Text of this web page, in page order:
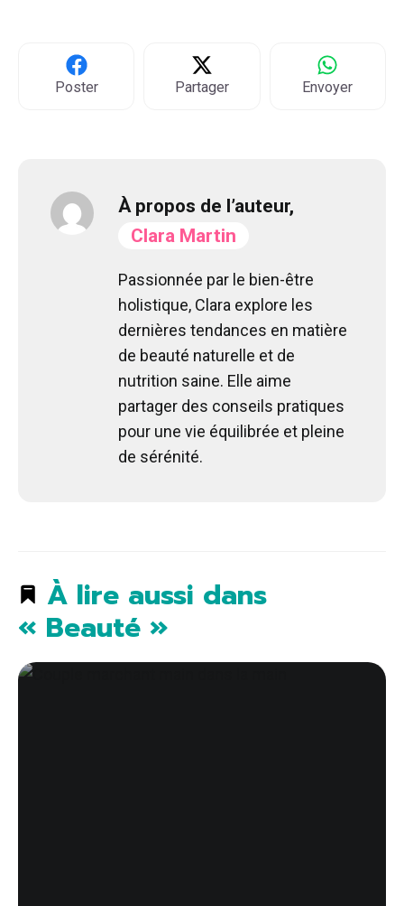
Poster Partager Envoyer
À propos de l’auteur,
Clara Martin
Passionnée par le bien-être
holistique, Clara explore les
dernières tendances en matière
de beauté naturelle et de
nutrition saine. Elle aime
partager des conseils pratiques
pour une vie équilibrée et pleine
de sérénité.
À lire aussi dans
« Beauté »